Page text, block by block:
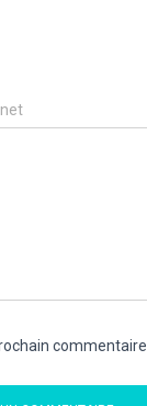
commentaire.